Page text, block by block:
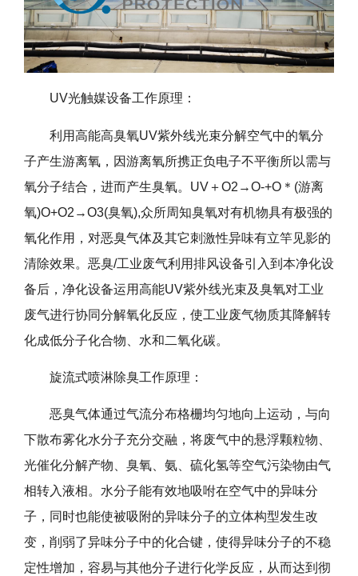
UV光触媒设备工作原理：
利用高能高臭氧UV紫外线光束分解空气中的氧分
子产生游离氧，因游离氧所携正负电子不平衡所以需与
氧分子结合，进而产生臭氧。UV＋O2→O-+O＊(游离
氧)O+O2→O3(臭氧),众所周知臭氧对有机物具有极强的
氧化作用，对恶臭气体及其它刺激性异味有立竿见影的
清除效果。恶臭/工业废气利用排风设备引入到本净化设
备后，净化设备运用高能UV紫外线光束及臭氧对工业
废气进行协同分解氧化反应，使工业废气物质其降解转
化成低分子化合物、水和二氧化碳。
旋流式喷淋除臭工作原理：
恶臭气体通过气流分布格栅均匀地向上运动，与向
下散布雾化水分子充分交融，将废气中的悬浮颗粒物、
光催化分解产物、臭氧、氨、硫化氢等空气污染物由气
相转入液相。水分子能有效地吸咐在空气中的异味分
子，同时也能使被吸附的异味分子的立体构型发生改
变，削弱了异味分子中的化合键，使得异味分子的不稳
定性增加，容易与其他分子进行化学反应，从而达到彻